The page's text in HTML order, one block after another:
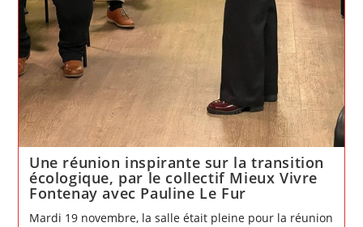
Une réunion inspirante sur la transition
écologique, par le collectif Mieux Vivre
Fontenay avec Pauline Le Fur
Mardi 19 novembre, la salle était pleine pour la réunion